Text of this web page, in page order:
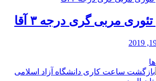
مربی گری درجه ۳ آقا